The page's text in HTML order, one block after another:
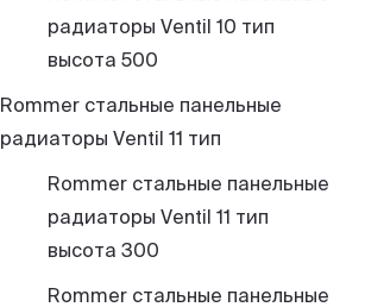
радиаторы Ventil 10 тип
высота 500
Rommer стальные панельные
радиаторы Ventil 11 тип
Rommer стальные панельные
радиаторы Ventil 11 тип
высота 300
Rommer стальные панельные